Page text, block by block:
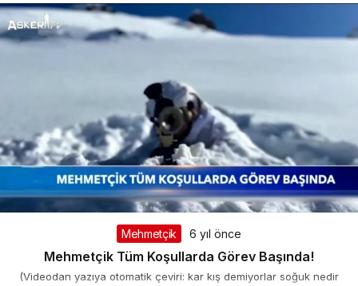
Mehmetçik 6 yıl önce
Mehmetçik Tüm Koşullarda Görev Başında!
(Videodan yazıya otomatik çeviri: kar kış demiyorlar soğuk nedir